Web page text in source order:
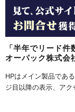
「半年でリード件
オーパック株式会
HPはメイン製品であ
ジ目以降の表示、アク